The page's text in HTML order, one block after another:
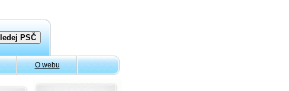
O webu